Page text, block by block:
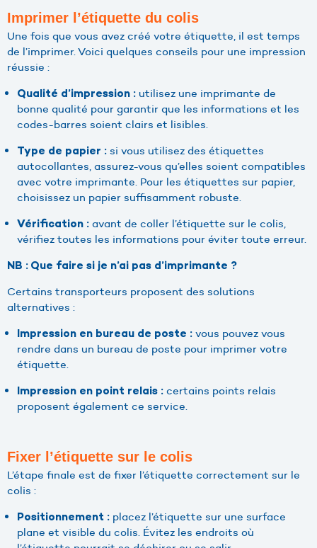
Imprimer l’étiquette du colis
Une fois que vous avez créé votre étiquette, il est temps
de l’imprimer. Voici quelques conseils pour une impression
réussie :
Qualité d’impression : utilisez une imprimante de
bonne qualité pour garantir que les informations et les
codes-barres soient clairs et lisibles.
Type de papier : si vous utilisez des étiquettes
autocollantes, assurez-vous qu’elles soient compatibles
avec votre imprimante. Pour les étiquettes sur papier,
choisissez un papier suffisamment robuste.
Vérification : avant de coller l’étiquette sur le colis,
vérifiez toutes les informations pour éviter toute erreur.
NB : Que faire si je n’ai pas d’imprimante ?
Certains transporteurs proposent des solutions
alternatives :
Impression en bureau de poste : vous pouvez vous
rendre dans un bureau de poste pour imprimer votre
étiquette.
Impression en point relais : certains points relais
proposent également ce service.
Fixer l’étiquette sur le colis
L’étape finale est de fixer l’étiquette correctement sur le
colis :
Positionnement : placez l’étiquette sur une surface
plane et visible du colis. Évitez les endroits où